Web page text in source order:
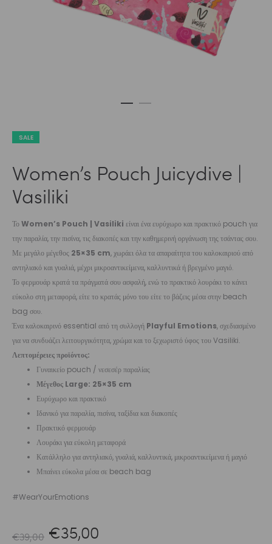
SALE
Women’s Pouch Juicydive |
Vasiliki
ΤοWomen’s Pouch | Vasiliki είναι ένα ευρύχωρο και πρακτικό pouch για
την παραλία, την πισίνα, τις διακοπές και την καθημερινή οργάνωση της τσάντας σου.
Με μεγάλο μέγεθος 25×35 cm, χωράει όλα τα απαραίτητα του καλοκαιριού από
αντηλιακό και γυαλιά, μέχρι μικροαντικείμενα, καλλυντικά ή βρεγμένο μαγιό.
Το φερμουάρ κρατά τα πράγματά σου ασφαλή, ενώ το πρακτικό λουράκι το κάνει
εύκολο στη μεταφορά, είτε το κρατάς μόνο του είτε το βάζεις μέσα στην beach
bag σου.
Ένα καλοκαιρινό essential από τη συλλογή Playful Emotions, σχεδιασμένο
για να συνδυάζει λειτουργικότητα, χρώμα και το ξεχωριστό ύφος του Vasiliki.
Λεπτομέρειες προϊόντος:
Γυναικείο pouch / νεσεσέρ παραλίας
Μέγεθος Large: 25×35 cm
Ευρύχωρο και πρακτικό
Ιδανικό για παραλία, πισίνα, ταξίδια και διακοπές
Πρακτικό φερμουάρ
Λουράκι για εύκολη μεταφορά
Κατάλληλο για αντηλιακό, γυαλιά, καλλυντικά, μικροαντικείμενα ή μαγιό
Μπαίνει εύκολα μέσα σε beach bag
#WearYourEmotions
€39,00 Original
€35,00